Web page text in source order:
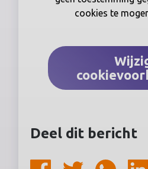
cookies te
Deel dit bericht